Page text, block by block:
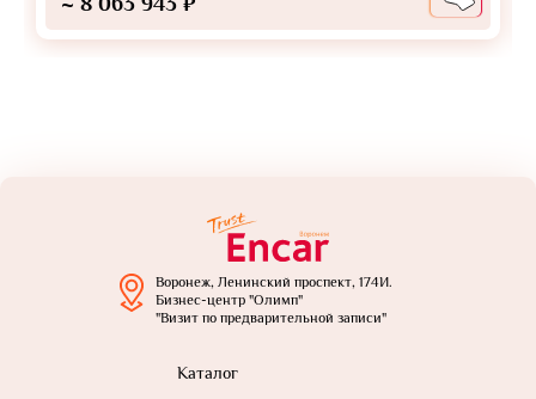
Воронеж, Ленинский проспект, 174И.
Бизнес-центр "Олимп"
"Визит по предварительной записи"
Каталог